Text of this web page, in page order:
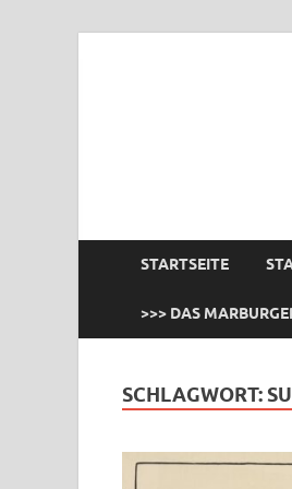
STARTSEITE
>>> DAS
SCHLAGWORT: